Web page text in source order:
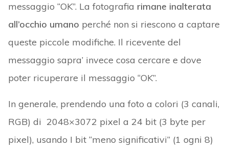
messaggio “OK”. La fotografia rimane inalterata
all’occhio umano perché non si riescono a captare
queste piccole modifiche. Il ricevente del
messaggio sapra’ invece cosa cercare e dove
poter ricuperare il messaggio “OK”.
In generale, prendendo una foto a colori (3 canali,
RGB) di 2048×3072 pixel a 24 bit (3 byte per
pixel), usando I bit “meno significativi” (1 ogni 8)